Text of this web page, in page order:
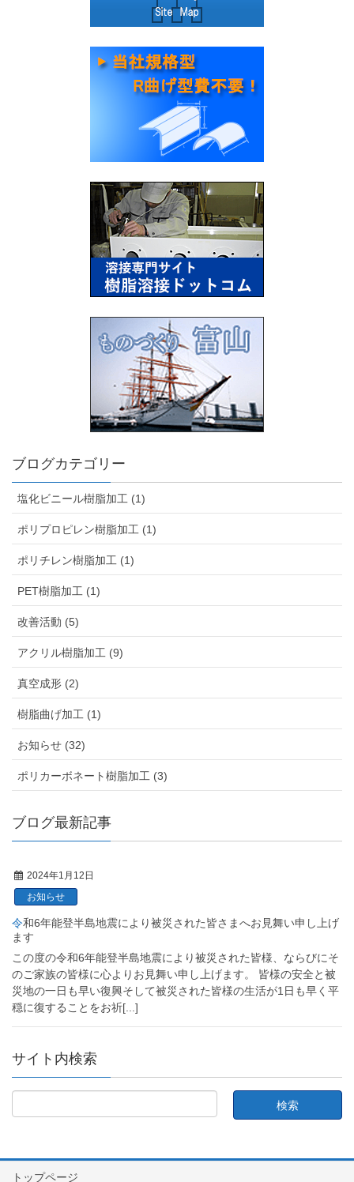
ブログカテゴリー
塩化ビニール樹脂加工 (1)
ポリプロピレン樹脂加工 (1)
ポリチレン樹脂加工 (1)
PET樹脂加工 (1)
改善活動 (5)
アクリル樹脂加工 (9)
真空成形 (2)
樹脂曲げ加工 (1)
お知らせ (32)
ポリカーボネート樹脂加工 (3)
ブログ最新記事
2024年1月12日
お知らせ
令和6年能登半島地震により被災された皆さまへお見舞い申し上げ
ます
この度の令和6年能登半島地震により被災された皆様、ならびにそ
のご家族の皆様に心よりお見舞い申し上げます。 皆様の安全と被
災地の一日も早い復興そして被災された皆様の生活が1日も早く平
穏に復することをお祈[...]
サイト内検索
トップページ